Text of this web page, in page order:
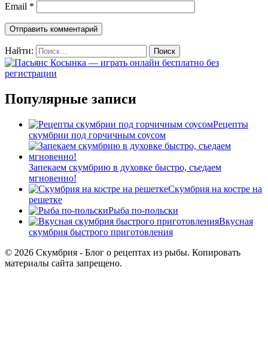
Email *
Найти:
Популярные записи
Рецепты
скумбрии под горчичным соусом
Запекаем скумбрию в духовке быстро, съедаем
мгновенно!
Скумбрия на костре на
решетке
Рыба по-польски
Вкусная
скумбрия быстрого приготовления
© 2026 Скумбрия - Блог о рецептах из рыбы. Копировать
материалы сайта запрещено.